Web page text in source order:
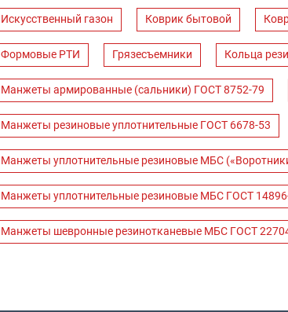
Искусственный газон Коврик бытовой
Формовые РТИ Грязесъемники Кольца
Манжеты армированные (сальники) ГОСТ 8752-79
Манжеты резиновые уплотнительные ГОСТ 6678-53
Манжеты уплотнительные резиновые МБС
Манжеты уплотнительные резиновые МБС ГОСТ
Манжеты шевронные резинотканевые МБС ГОСТ